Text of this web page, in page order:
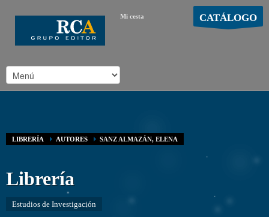
Mi cesta CATÁLOGO
LIBRERÍA AUTORES SANZ ALMAZÁN, ELENA
Librería
Estudios de Investigación